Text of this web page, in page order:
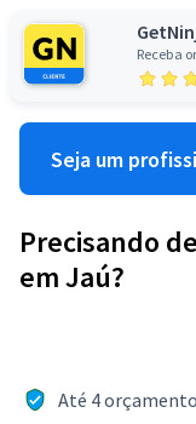
Receba
Seja um
Precisando
em Jaú?
Até 4